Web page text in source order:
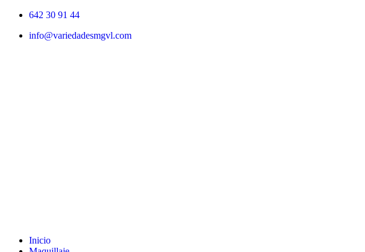
contenido
642 30 91 44
info@variedadesmgvl.com
Inicio